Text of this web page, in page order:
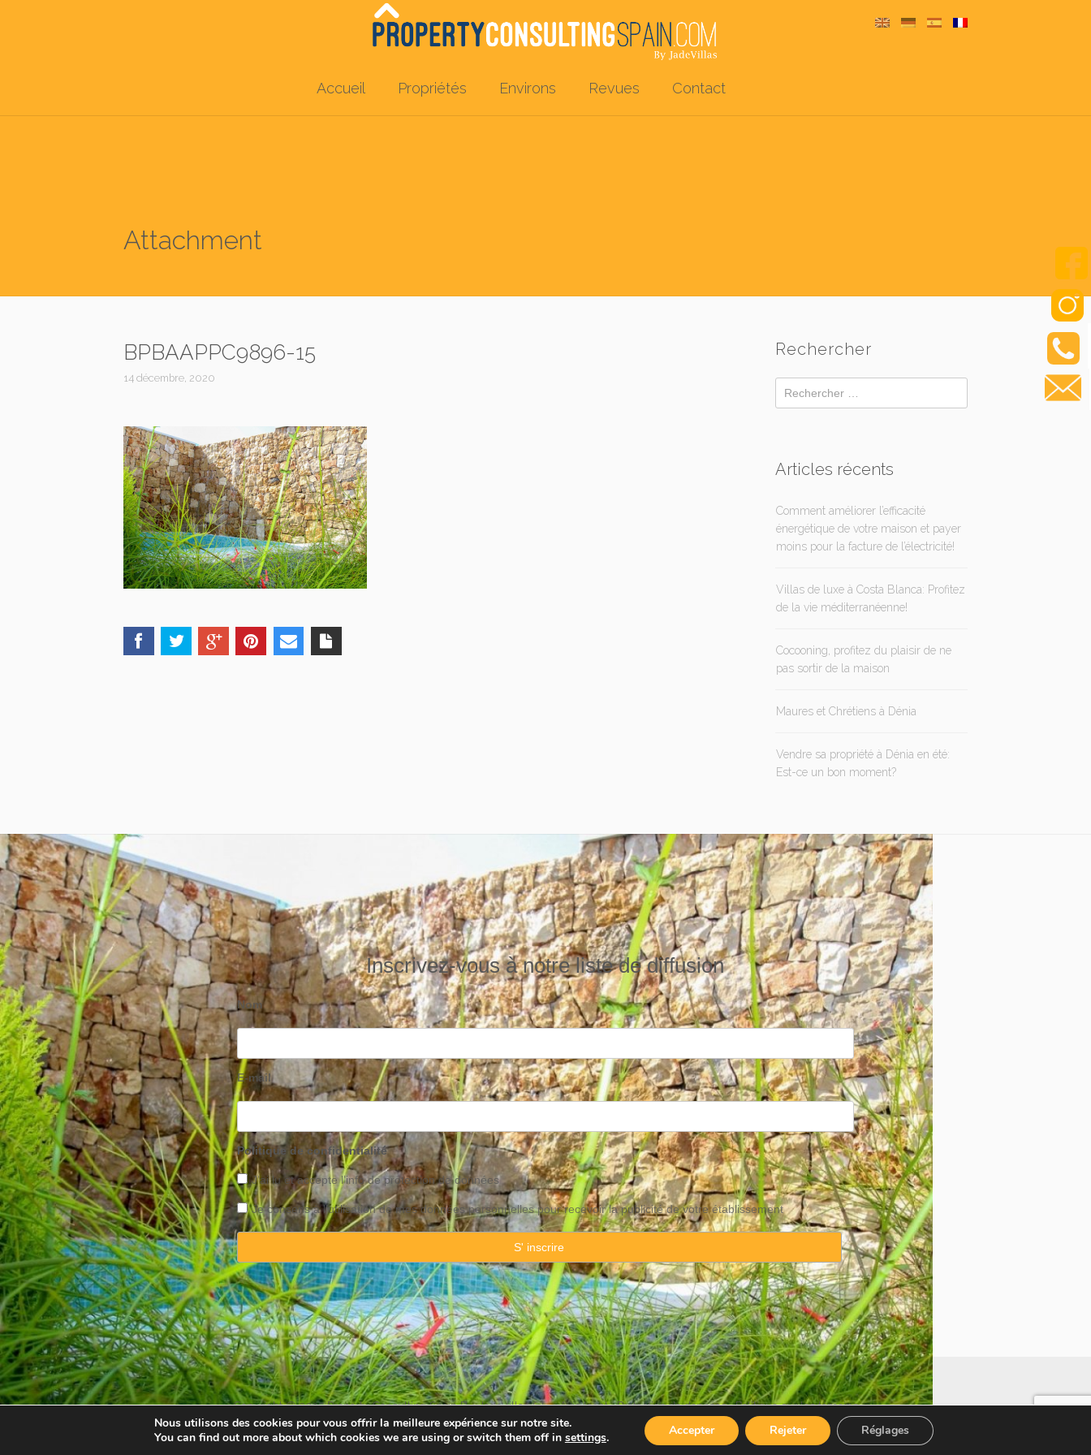
Accueil Propriétés Environs Revues Contact
Attachment
BPBAAPPC9896-15
14 décembre, 2020
Rechercher
Articles récents
Comment améliorer l’efficacité
énergétique de votre maison et payer
moins pour la facture de l’électricité!
Villas de luxe à Costa Blanca: Profitez
de la vie méditerranéenne!
Cocooning, profitez du plaisir de ne
pas sortir de la maison
Maures et Chrétiens à Dénia
Vendre sa propriété à Dénia en été:
Est-ce un bon moment?
Inscrivez-vous à notre liste de diffusion
Nom
E-mail
Politique de confidentialité
J’ai lu et accepte l’info deprotectionde données
Je consens à l’utilisation de mes données personnelles pour recevoir la publicité de votre établissement
Copyright © 2025 Property Consulting Spain By JadeVillas S.L. ·Avis legal·Protection de données·Politique sur les témoins
Nous utilisons des cookies pour vous offrir la meilleure expérience sur notre site.
You can find out more about which cookies we are using or switch them off in settings. Accepter Rejeter Réglages